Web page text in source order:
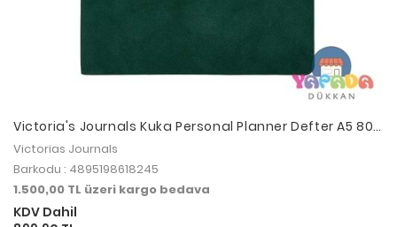
Victoria's Journals Kuka Personal Planner Defter A5 80
gr. 96 yp. Çizgili Yeşil
Victorias Journals
Barkodu : 4895198618245
1.500,00 TL üzeri kargo bedava
KDV Dahil